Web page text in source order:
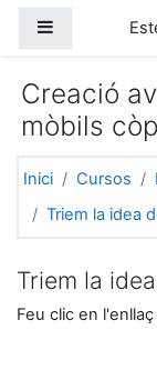
Panell lateral
Creació
mòbils
Inici Cursos
Triem la idea
Triem la
Feu clic en l'enllaç